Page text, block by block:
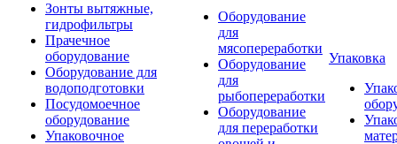
Зонты вытяжные,
гидрофильтры
Прачечное
оборудование
Оборудование для
водоподготовки
Посудомоечное
оборудование
Упаковочное
Оборудование
для
мясопереработки
Оборудование
для
рыбопереработки
Оборудование
для переработки
Упаковка